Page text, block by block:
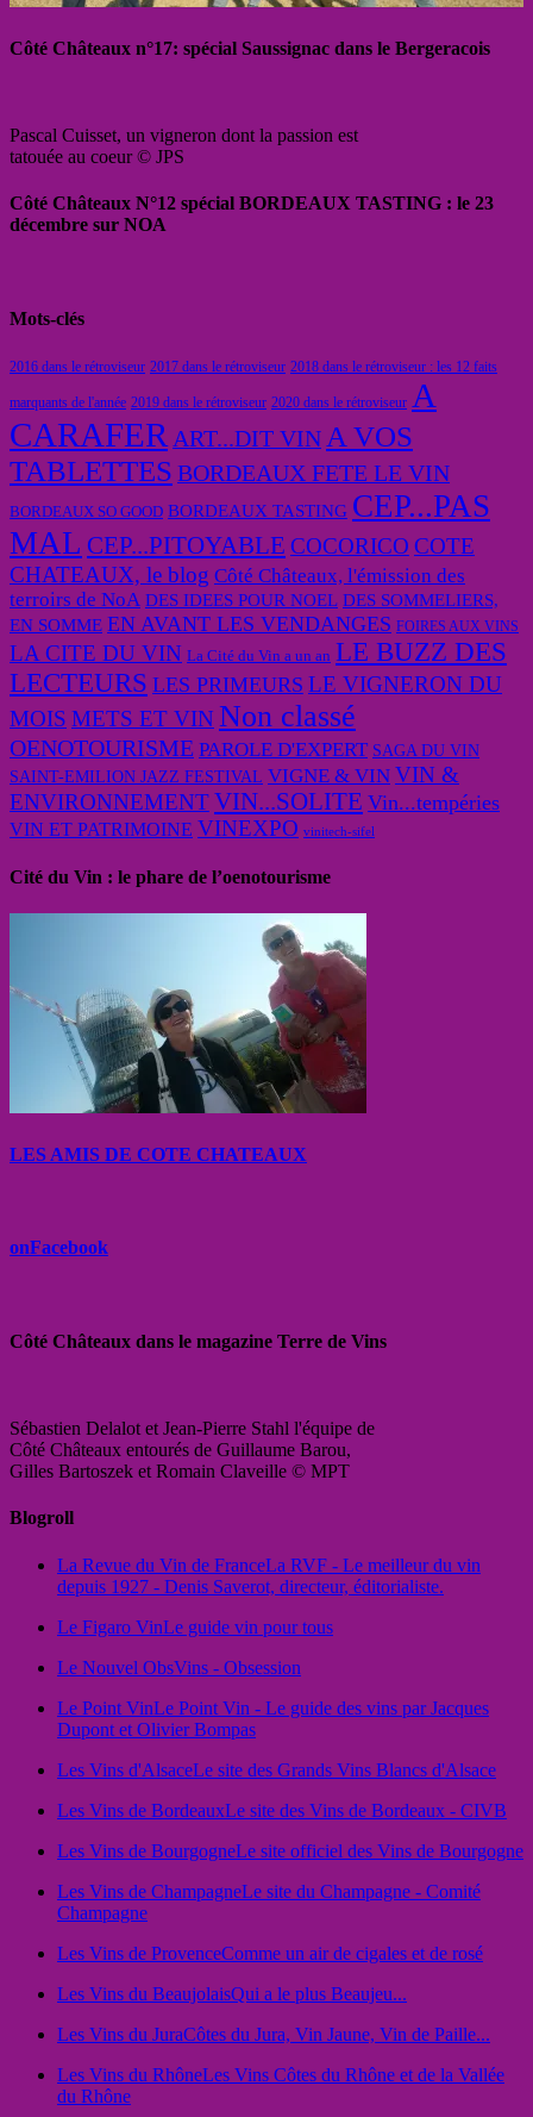
Côté Châteaux n°17: spécial Saussignac dans le Bergeracois
Pascal Cuisset, un vigneron dont la passion est
tatouée au coeur © JPS
Côté Châteaux N°12 spécial BORDEAUX TASTING : le 23
décembre sur NOA
Mots-clés
2016 dans le rétroviseur 2017 dans le rétroviseur 2018 dans le rétroviseur : les 12 faits
marquants de l'année 2019 dans le rétroviseur 2020 dans le rétroviseur A
CARAFER ART...DIT VIN A VOS
TABLETTES BORDEAUX FETE LE VIN
BORDEAUX SO GOOD BORDEAUX TASTING CEP...PAS
MAL CEP...PITOYABLE COCORICO COTE
CHATEAUX, le blog Côté Châteaux, l'émission des
terroirs de NoA DES IDEES POUR NOEL DES SOMMELIERS,
EN SOMME EN AVANT LES VENDANGES FOIRES AUX VINS
LA CITE DU VIN La Cité du Vin a un an LE BUZZ DES
LECTEURS LES PRIMEURS LE VIGNERON DU
MOIS METS ET VIN Non classé
OENOTOURISME PAROLE D'EXPERT SAGA DU VIN
SAINT-EMILION JAZZ FESTIVAL VIGNE & VIN VIN &
ENVIRONNEMENTVIN...SOLITE Vin...tempéries
VIN ET PATRIMOINE VINEXPO vinitech-sifel
Cité du Vin : le phare de l’oenotourisme
LES AMIS DE COTE CHATEAUX
onFacebook
Côté Châteaux dans le magazine Terre de Vins
Sébastien Delalot et Jean-Pierre Stahl l'équipe de
Côté Châteaux entourés de Guillaume Barou,
Gilles Bartoszek et Romain Claveille © MPT
Blogroll
La Revue du Vin de FranceLa RVF - Le meilleur du vin
depuis 1927 - Denis Saverot, directeur, éditorialiste.
Le Figaro VinLe guide vin pour tous
Le Nouvel ObsVins - Obsession
Le Point VinLe Point Vin - Le guide des vins par Jacques
Dupont et Olivier Bompas
Les Vins d'AlsaceLe site des Grands Vins Blancs d'Alsace
Les Vins de BordeauxLe site des Vins de Bordeaux - CIVB
Les Vins de BourgogneLe site officiel des Vins de Bourgogne
Les Vins de ChampagneLe site du Champagne - Comité
Champagne
Les Vins de ProvenceComme un air de cigales et de rosé
Les Vins du BeaujolaisQui a le plus Beaujeu...
Les Vins du JuraCôtes du Jura, Vin Jaune, Vin de Paille...
Les Vins du RhôneLes Vins Côtes du Rhône et de la Vallée
du Rhône